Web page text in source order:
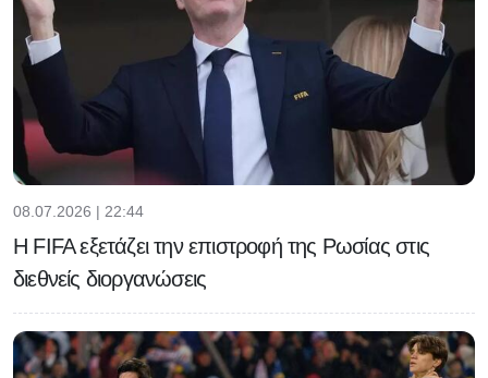
08.07.2026 | 22:44
Η FIFA εξετάζει την επιστροφή της Ρωσίας στις
διεθνείς διοργανώσεις